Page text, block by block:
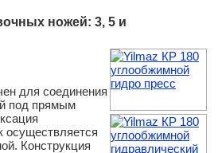
ножей: 3, 5 и
для соединения
под прямым
осуществляется
Конструкция